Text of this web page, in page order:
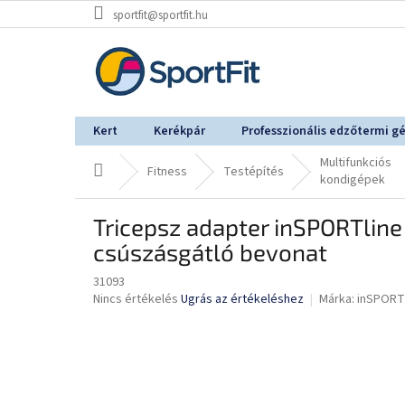
a
sportfit@sportfit.hu
Kert Kerékpár Professzionális edzőtermi
KezdőlapFitness Testépítés
Multifunkciós
kondigépek
Tricepsz adapter
csúszásgátló bevonat
31093
A
Nincs értékelés Ugrás az értékeléshez Márka: